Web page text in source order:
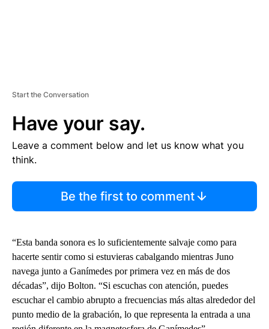
Start the Conversation
Have your say.
Leave a comment below and let us know what you
think.
Be the first to comment
“Esta banda sonora es lo suficientemente salvaje como para
hacerte sentir como si estuvieras cabalgando mientras Juno
navega junto a Ganímedes por primera vez en más de dos
décadas”, dijo Bolton. “Si escuchas con atención, puedes
escuchar el cambio abrupto a frecuencias más altas alrededor del
punto medio de la grabación, lo que representa la entrada a una